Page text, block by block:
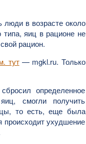
люди в возрасте около
типа, яиц в рационе не
рацион.
тут— mgkl.ru. Только
определенное
смогли получить
то есть, еще была
происходит ухудшение